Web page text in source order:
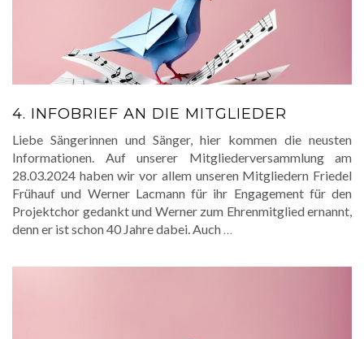
4. INFOBRIEF AN DIE MITGLIEDER
Liebe Sängerinnen und Sänger, hier kommen die neusten
Informationen. Auf unserer Mitgliederversammlung am
28.03.2024 haben wir vor allem unseren Mitgliedern Friedel
Frühauf und Werner Lacmann für ihr Engagement für den
Projektchor gedankt und Werner zum Ehrenmitglied ernannt,
denn er ist schon 40 Jahre dabei. Auch …